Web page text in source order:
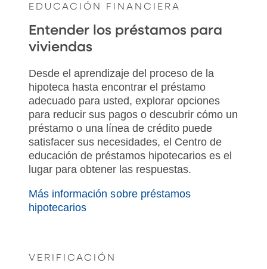
EDUCACIÓN FINANCIERA
Entender los préstamos para
viviendas
Desde el aprendizaje del proceso de la
hipoteca hasta encontrar el préstamo
adecuado para usted, explorar opciones
para reducir sus pagos o descubrir cómo un
préstamo o una línea de crédito puede
satisfacer sus necesidades, el Centro de
educación de préstamos hipotecarios es el
lugar para obtener las respuestas.
Más información sobre préstamos
hipotecarios
VERIFICACIÓN